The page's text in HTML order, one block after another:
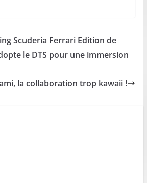
Scuderia Ferrari Edition de
le DTS pour une immersion
la collaboration trop kawaii !